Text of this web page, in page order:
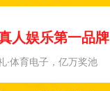
人娱乐第一品牌
·体育电子，亿万奖池